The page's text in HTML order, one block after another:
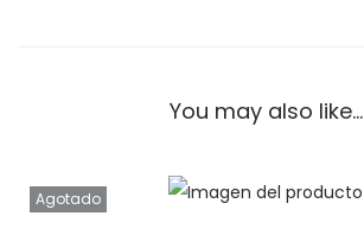
You may also like…
Agotado